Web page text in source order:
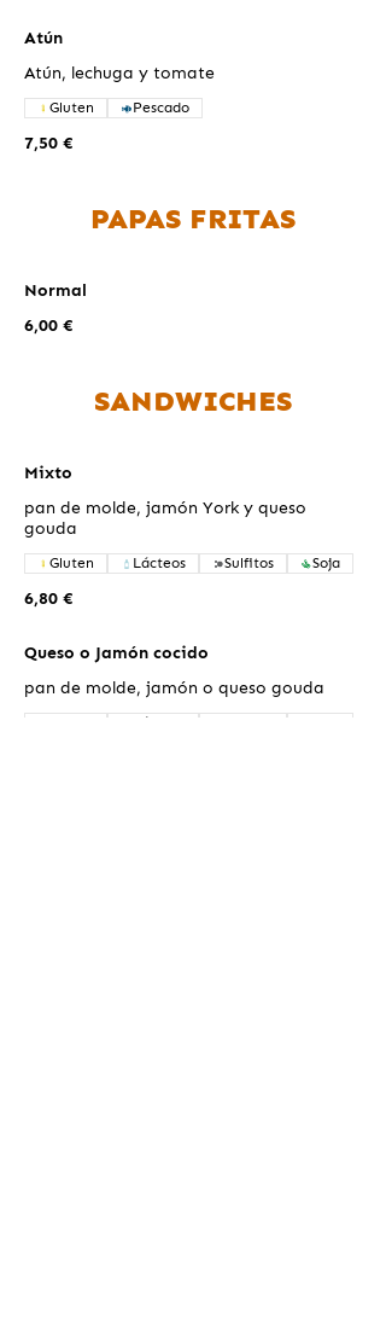
Atún
Atún, lechuga y tomate
7,50 €
Gluten Pescado
PAPAS FRITAS
Normal
6,00 €
SANDWICHES
Mixto
pan de molde, jamón York y queso
gouda
6,80 €
Gluten Lácteos Sulfitos Soja
Queso o Jamón cocido
pan de molde, jamón o queso gouda
Lácteos